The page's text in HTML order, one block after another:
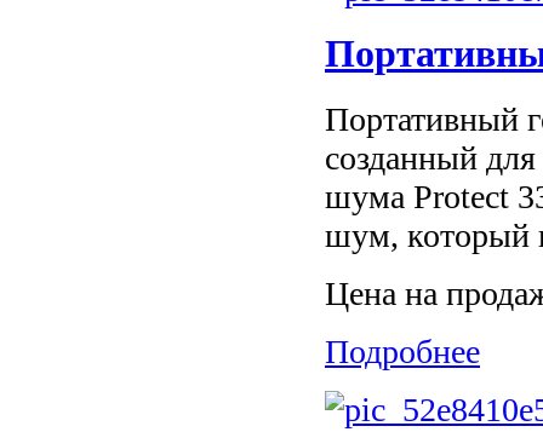
Портативный
созданный для
шума Protect
шум, который
Цена на
Подробнее